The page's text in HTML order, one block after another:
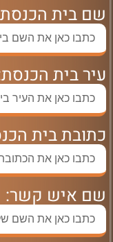
שם בית
עיר בית
כתובת בית
שם איש קשר: